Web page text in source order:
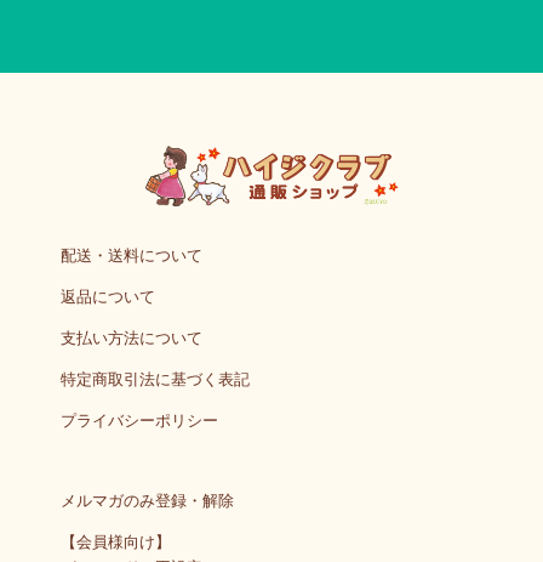
配送・送料について
返品について
支払い方法について
特定商取引法に基づく表記
プライバシーポリシー
メルマガのみ登録・解除
【会員様向け】